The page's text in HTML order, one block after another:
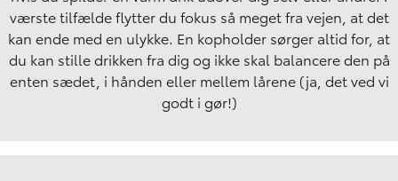
værste tilfælde flytter du fokus så meget fra vejen, at det
kan ende med en ulykke. En kopholder sørger altid for, at
du kan stille drikken fra dig og ikke skal balancere den på
enten sædet, i hånden eller mellem lårene (ja, det ved vi
godt i gør!)